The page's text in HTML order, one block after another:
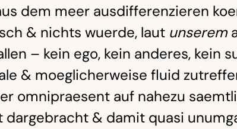
dem meer ausdifferenzieren
& nichts wuerde, laut unserem
– kein ego, kein anderes, kein
& moeglicherweise fluid
omnipraesent auf nahezu
dargebracht & damit quasi